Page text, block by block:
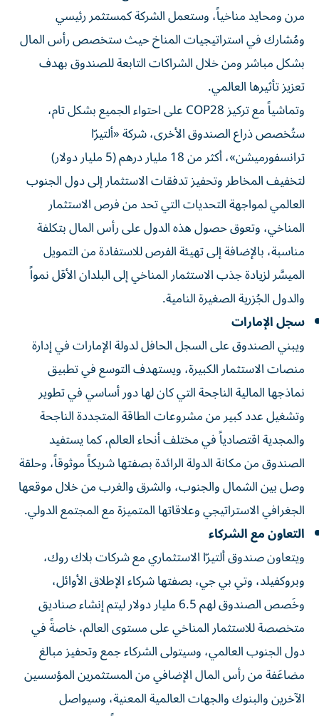
مرن ومحايد مناخياً، وستعمل الشركة كمستثمر رئيسي
ومُشارك في استراتيجيات المناخ حيث ستخصص رأس المال
بشكل مباشر ومن خلال الشراكات التابعة للصندوق بهدف
تعزيز تأثيرها العالمي.
وتماشياً مع تركيز COP28 على احتواء الجميع بشكل تام،
ستُخصص ذراع الصندوق الأخرى، شركة «ألتيرّا
ترانسفورميشن»، أكثر من 18 مليار درهم (5 مليار دولار)
لتخفيف المخاطر وتحفيز تدفقات الاستثمار إلى دول الجنوب
العالمي لمواجهة التحديات التي تحد من فرص الاستثمار
المناخي، وتعوق حصول هذه الدول على رأس المال بتكلفة
مناسبة، بالإضافة إلى تهيئة الفرص للاستفادة من التمويل
الميسَّر لزيادة جذب الاستثمار المناخي إلى البلدان الأقل نمواً
والدول الجُزرية الصغيرة النامية.
سجل الإمارات
ويبني الصندوق على السجل الحافل لدولة الإمارات في إدارة
منصات الاستثمار الكبيرة، ويستهدف التوسع في تطبيق
نماذجها المالية الناجحة التي كان لها دور أساسي في تطوير
وتشغيل عدد كبير من مشروعات الطاقة المتجددة الناجحة
والمجدية اقتصادياً في مختلف أنحاء العالم، كما يستفيد
الصندوق من مكانة الدولة الرائدة بصفتها شريكاً موثوقاً، وحلقة
وصل بين الشمال والجنوب، والشرق والغرب من خلال موقعها
الجغرافي الاستراتيجي وعلاقاتها المتميزة مع المجتمع الدولي.
التعاون مع الشركاء
ويتعاون صندوق ألتيرّا الاستثماري مع شركات بلاك روك،
وبروكفيلد، وتي بي جي، بصفتها شركاء الإطلاق الأوائل،
وخَصص الصندوق لهم 6.5 مليار دولار ليتم إنشاء صناديق
متخصصة للاستثمار المناخي على مستوى العالم، خاصةً في
دول الجنوب العالمي، وسيتولى الشركاء جمع وتحفيز مبالغ
مضاعَفة من رأس المال الإضافي من المستثمرين المؤسسين
الآخرين والبنوك والجهات العالمية المعنية، وسيواصل